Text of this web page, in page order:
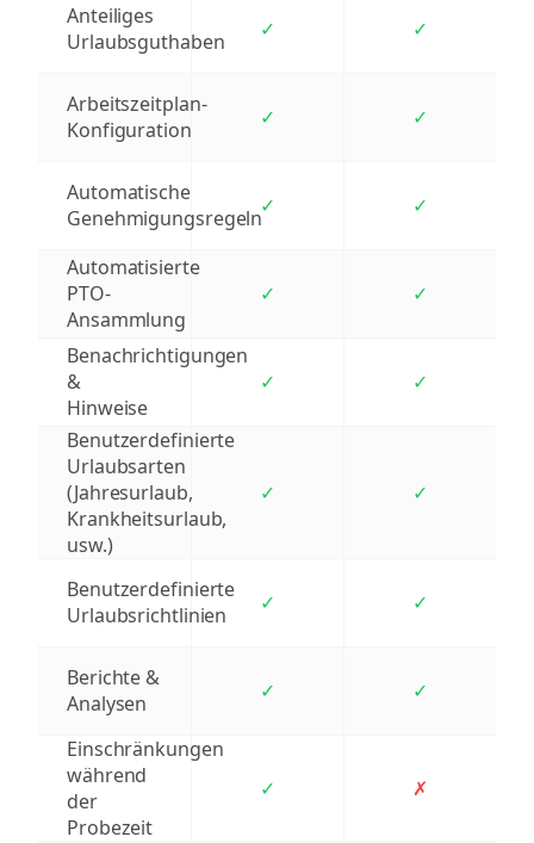
Anteiliges
Urlaubsguthaben
✓ ✓
Arbeitszeitplan-
Konfiguration
✓ ✓
Automatische
Genehmigungsregeln✓ ✓
Automatisierte
PTO-
Ansammlung
✓ ✓
Benachrichtigungen
&
Hinweise
✓ ✓
Benutzerdefinierte
Urlaubsarten
(Jahresurlaub,
Krankheitsurlaub,
usw.)
✓ ✓
Benutzerdefinierte
Urlaubsrichtlinien
✓ ✓
Berichte &
Analysen
✓ ✓
Einschränkungen
während
der
Probezeit
✓ ✗